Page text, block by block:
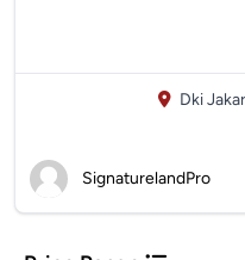
Dki
SignaturelandPro